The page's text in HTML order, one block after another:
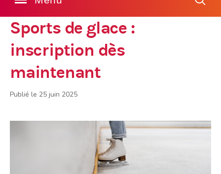
Sports de glace :
inscription dès
maintenant
Publié le 25 juin 2025